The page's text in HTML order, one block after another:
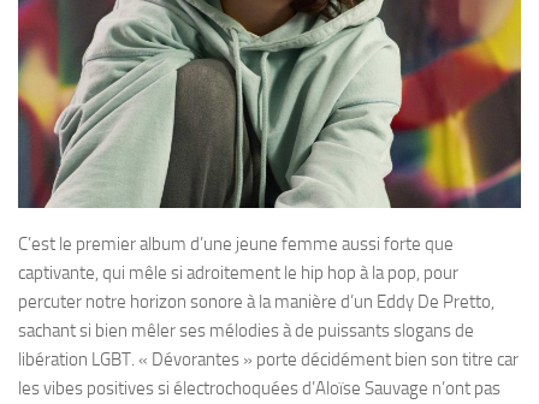
C’est le premier album d’une jeune femme aussi forte que
captivante, qui mêle si adroitement le hip hop à la pop, pour
percuter notre horizon sonore à la manière d’un Eddy De Pretto,
sachant si bien mêler ses mélodies à de puissants slogans de
libération LGBT. « Dévorantes » porte décidément bien son titre car
les vibes positives si électrochoquées d’Aloïse Sauvage n’ont pas